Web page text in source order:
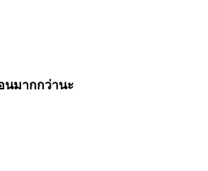
นมากกว่านะ